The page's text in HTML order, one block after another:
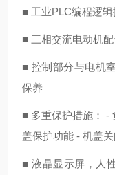
■ 工业PLC编程逻
■ 三相交流电动机
■ 控制部分与电机
保养
■ 多重保护措施： -
盖保护功能 - 机盖
■ 液晶显示屏，人